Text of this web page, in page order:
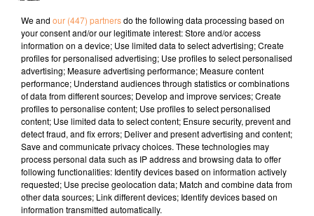
publique Albert Larrousset.dimanche 8 février de 14h à
20h au Fronton
00:43 TARBES / Grande braderie d'hiver 2026 du 06 au 07
février de 9h à 19h
TITRES DIFFUSÉS
We and our (447) partnersdo the following data processing based on
your consent and/or our legitimate interest: Store and/or access
information on a device; Use limited data to select advertising; Create
profiles for personalised advertising; Use profiles to select personalised
advertising; Measure advertising performance; Measure content
performance; Understand audiences through statistics or combinations
of data from different sources; Develop and improve services; Create
profiles to personalise content; Use profiles to select personalised
content; Use limited data to select content; Ensure security, prevent and
detect fraud, and fix errors; Deliver and present advertising and content;
Save and communicate privacy choices. These technologies may
process personal data such as IP address and browsing data to offer
following functionalities: Identify devices based on information actively
requested; Use precise geolocation data; Match and combine data from
other data sources; Link different devices; Identify devices based on
information transmitted automatically.